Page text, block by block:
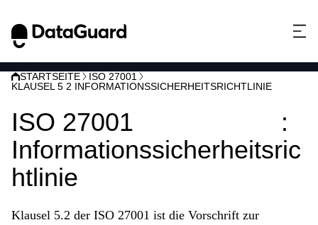
STARTSEITE
ISO 27001
KLAUSEL 5 2 INFORMATIONSSICHERHEITSRICHTLINIE
ISO 27001
:
Informationssicherheitsric
htlinie
Klausel 5.2 der ISO 27001 ist die Vorschrift zur